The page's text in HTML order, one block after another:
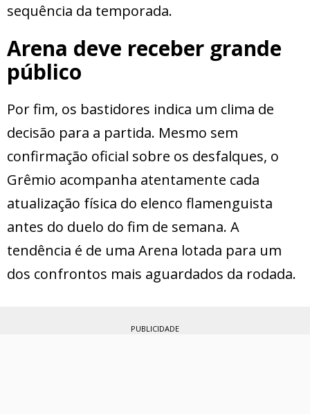
sequência da temporada.
Arena deve receber grande
público
Por fim, os bastidores indica um clima de
decisão para a partida. Mesmo sem
confirmação oficial sobre os desfalques, o
Grêmio acompanha atentamente cada
atualização física do elenco flamenguista
antes do duelo do fim de semana. A
tendência é de uma Arena lotada para um
dos confrontos mais aguardados da rodada.
PUBLICIDADE